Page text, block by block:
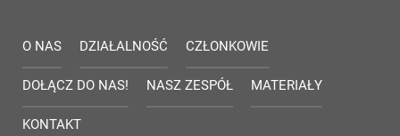
O NAS DZIAŁALNOŚĆ CZŁONKOWIE
DOŁĄCZ DO NAS! NASZ ZESPÓŁ MATERIAŁY
KONTAKT